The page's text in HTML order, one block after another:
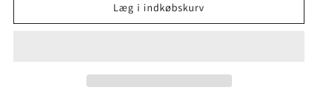
Læg i indkøbskurv